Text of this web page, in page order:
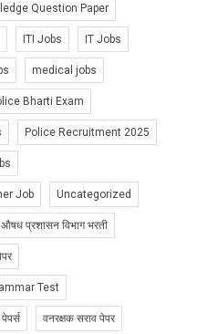
Question Paper
ITI Jobs IT Jobs
medical jobs
Bharti Exam
Police Recruitment 2025
Job Uncategorized
प्रशासन विभाग भरती
Test
वनरक्षक सराव पेपर